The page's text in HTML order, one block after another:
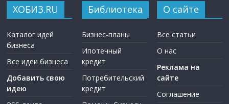
ХОБИЗ.RU
Каталог идей
бизнеса
Все идеи бизнеса
Добавить свою
идею
Библиотека
Бизнес-планы
Ипотечный
кредит
Потребительский
кредит
О сайте
Все статьи
О нас
Реклама на
сайте
Соглашение